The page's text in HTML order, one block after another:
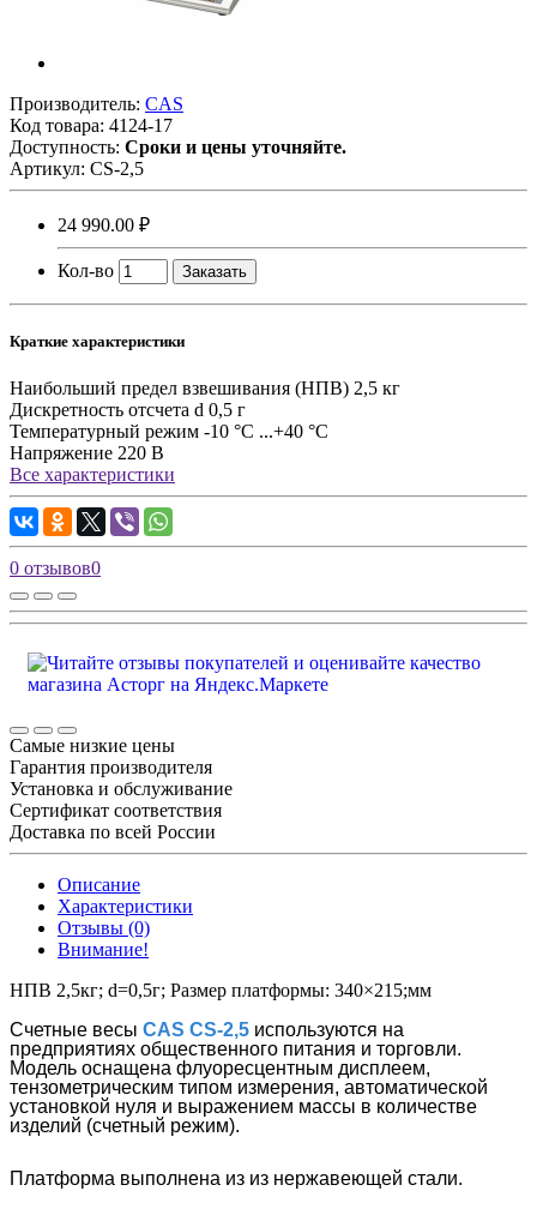
Производитель: CAS
Код товара: 4124-17
Доступность: Сроки и цены уточняйте.
Артикул: CS-2,5
24 990.00 ₽
Кол-во Заказать
Краткие характеристики
Наибольший предел взвешивания (НПВ) 2,5 кг
Дискретность отсчета d 0,5 г
Температурный режим -10 °С ...+40 °С
Напряжение 220 В
Все характеристики
0 отзывов0
Самые низкие цены
Гарантия производителя
Установка и обслуживание
Сертификат соответствия
Доставка по всей России
Описание
Характеристики
Отзывы (0)
Внимание!
НПВ 2,5кг; d=0,5г; Размер платформы: 340×215;мм
Счетные весы CAS CS-2,5 используются на
предприятиях общественного питания и торговли.
Модель оснащена флуоресцентным дисплеем,
тензометрическим типом измерения, автоматической
установкой нуля и выражением массы в количестве
изделий (счетный режим).
Платформа выполнена из из нержавеющей стали.